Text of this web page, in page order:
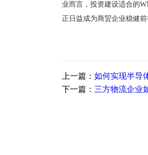
业而言，投资建设适合的
正日益成为商贸企业稳健前
上一篇： 如何实现半导
下一篇： 三方物流企业